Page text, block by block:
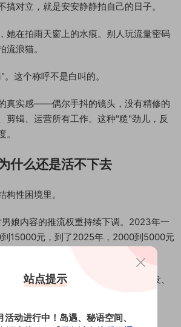
搞对立，就是安安静静拍自己的日子。
她在拍雨天窗上的水痕。别人玩流量密码
流浪猫。
这个称呼不是白叫的。
真实感——偶尔手抖的镜头，没有精修的
剪辑、运营所有工作。这种"糙"劲儿，反
什么还是活不下去
构性困境里。
娘内容的推流权重持续下调。2023年一
15000元，到了2025年，2000到5000元
月收入从三五万降到了一万以下。
销一分没少。医美、护肤、服饰、假发、
到15000元。
剪刀差越来越大。
站点提示
动进行中！岛遇、秘语空间、